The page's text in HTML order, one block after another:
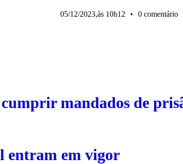
05/12/2023,às 10h12 • 0 comentário
mandados de
entram em vigor